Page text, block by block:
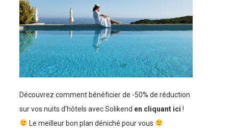
Découvrez comment bénéficier de -50% de réduction
sur vos nuits d’hôtels avec Solikend en cliquant ici !
Le meilleur bon plan déniché pour vous